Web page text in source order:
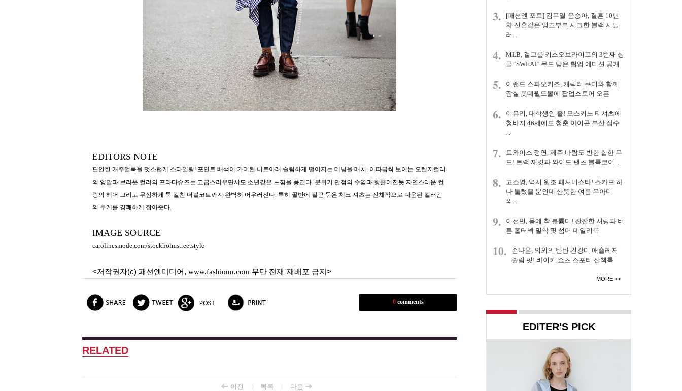
EDITORS NOTE
편안한 캐주얼룩을 멋스럽게 스타일링! 포인트 배색이 가미된 니트아래 슬림하게 떨어지는 데님을 매치, 이따금씩 보이는 오렌지컬러
의 양말과 브라운 컬러의 프라다슈즈는 고급스러우면서도 소년같은 느낌을 풍긴다. 분위기 만점의 수염과 헝클어진듯 자연스러운 컬
링의 헤어 그리고 무심하게 툭 걸친 더블코트까지 완벽히 어우러진다. 특히 골반에 질끈 묶은 체크 셔츠는 전체적으로 다운된 컬러감
의 무게를 경쾌하게 잡아준다.
IMAGE SOURCE
carolinesmode.com/stockholmstreetstyle
<저작권자(c) 패션엔미디어, www.fashionn.com 무단 전재-재배포 금지>
0comments
RELATED
이전 | 목록 | 다음
3.
[패션엔 포토] 김무열-윤승아, 결혼 10년
차 신혼같은 잉꼬부부 시크한 블랙 시밀
러...
4.
MLB, 걸그룹 키스오브라이프의 3번째 싱
글 ‘SWEAT’ 무드 담은 협업 에디션 공개
5.
이랜드 스파오키즈, 캐릭터 쿠디와 함께
잠실 롯데월드몰에 팝업스토어 오픈
6.
이유리, 대학생인 줄! 모스키노 티셔츠에
청바지 46세에도 청춘 아이콘 부산 접수
...
7.
트와이스 정연, 제주 바람도 반한 힙한 무
드! 트랙 재킷과 와이드 팬츠 블록코어 ...
8.
고소영, 역시 원조 패셔니스타! 스카프 하
나 둘렀을 뿐인데 산뜻한 여름 우아미
외...
9.
이선빈, 몸에 착 볼륨미! 잔잔한 셔링과 버
튼 홀터넥 밀착 핏 섬머 데일리룩
10.
손나은, 의외의 탄탄 건강미 애슬레저
슬림 핏! 바이커 쇼츠 스포티 산책룩
MORE
EDITER'S PICK